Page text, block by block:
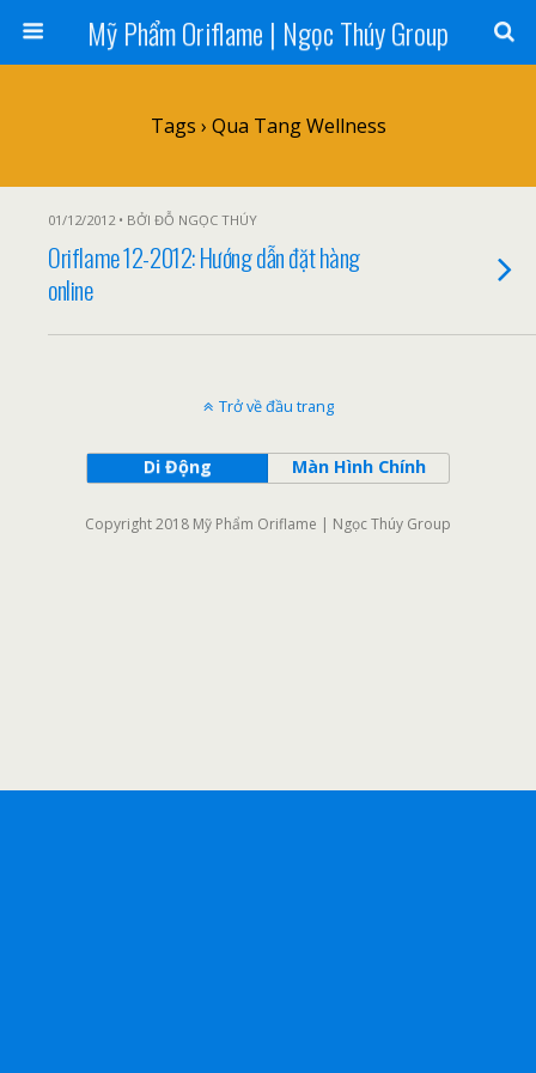
Mỹ Phẩm Oriflame | Ngọc Thúy Group
Tags › Qua Tang Wellness
01/12/2012 • BỞI ĐỖ NGỌC THÚY
Oriflame 12-2012: Hướng dẫn đặt hàng
online
Trở về đầu trang
Di Động Màn Hình Chính
Copyright 2018 Mỹ Phẩm Oriflame | Ngọc Thúy Group